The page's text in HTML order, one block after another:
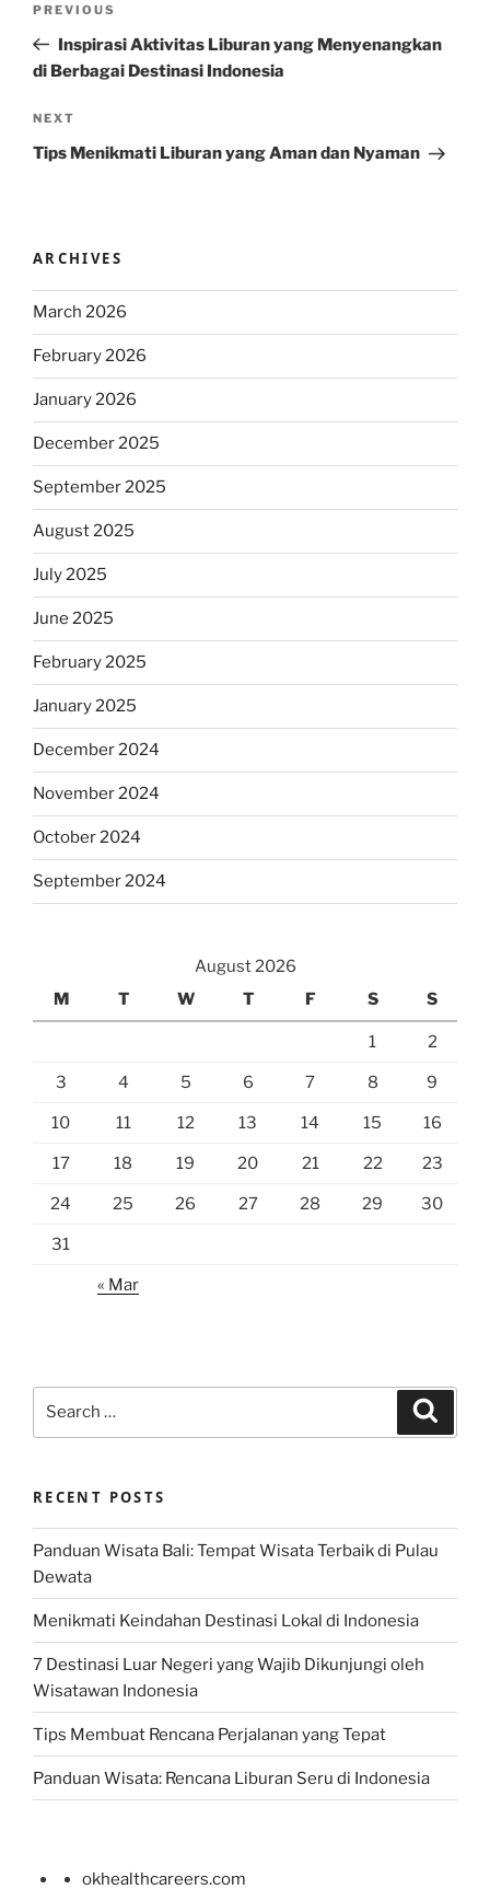
Previous
Post
PREVIOUS
Inspirasi Aktivitas Liburan yang Menyenangkan
di Berbagai Destinasi Indonesia
Next
Post
NEXT
Tips Menikmati Liburan yang Aman dan Nyaman
ARCHIVES
March 2026
February 2026
January 2026
December 2025
September 2025
August 2025
July 2025
June 2025
February 2025
January 2025
December 2024
November 2024
October 2024
September 2024
August 2026
M
T W T F S S
1 2
3 4 5 6 7 8 9
10 11 12 13 14 15 16
17 18 19 20 21 22 23
24 25 26 27 28 29 30
31
« Mar
RECENT POSTS
Panduan Wisata Bali: Tempat Wisata Terbaik di Pulau
Dewata
Menikmati Keindahan Destinasi Lokal di Indonesia
7 Destinasi Luar Negeri yang Wajib Dikunjungi oleh
Wisatawan Indonesia
Tips Membuat Rencana Perjalanan yang Tepat
Panduan Wisata: Rencana Liburan Seru di Indonesia
okhealthcareers.com